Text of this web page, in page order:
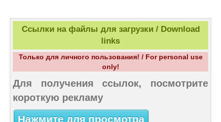
Ссылки на файлы для загрузки / Download
links
Только для личного пользования! / For personal use
only!
Для получения ссылок, посмотрите
короткую рекламу
Нажмите для просмотра